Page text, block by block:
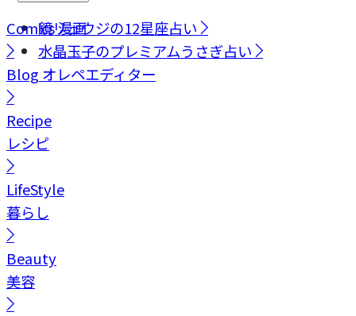
鏡リュウジの12星座占い
水晶玉子のプレミアムうさぎ占い
Comics漫画
Blog オレペエディター
Recipe
レシピ
LifeStyle
暮らし
Beauty
美容